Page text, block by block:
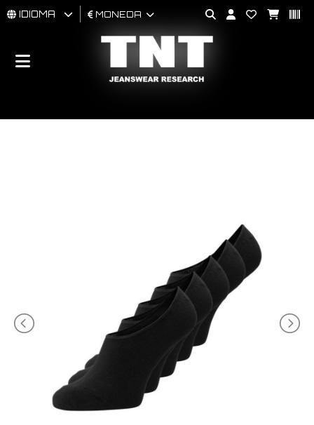
HOMBRES
BRAND
IDIOMA MONEDA